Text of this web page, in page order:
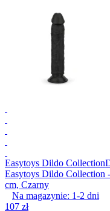
Easytoys Dildo Collection
Easytoys Dildo Collection
cm, Czarny
Na magazynie: 1-2 dni
107 zł